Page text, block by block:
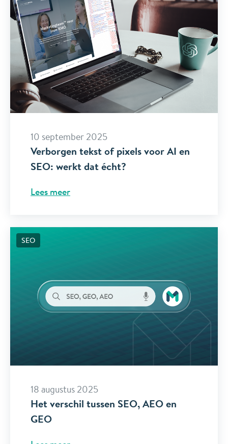
10 september 2025
Verborgen tekst of pixels voor AI en
SEO: werkt dat écht?
Lees meer
SEO
18 augustus 2025
Het verschil tussen SEO, AEO en
GEO